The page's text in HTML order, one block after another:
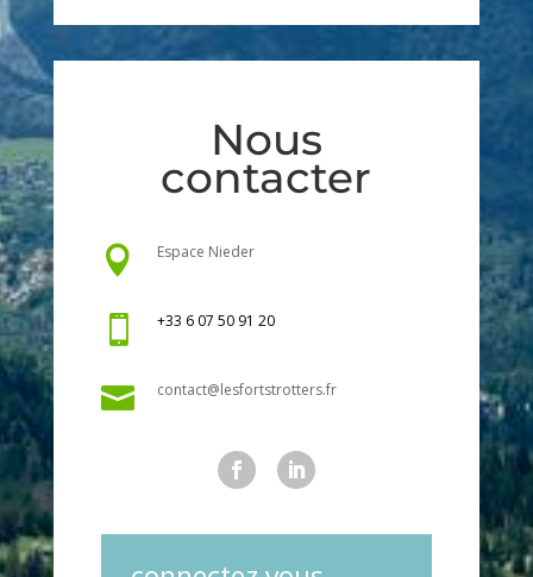
Nous
contacter
 Espace Nieder
 +33 6 07 50 91 20
 contact@lesfortstrotters.fr